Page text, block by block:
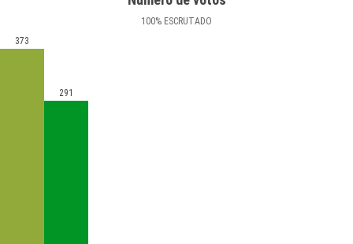
100% ESCRUTADO
373
291